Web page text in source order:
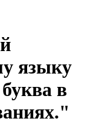
языку
в